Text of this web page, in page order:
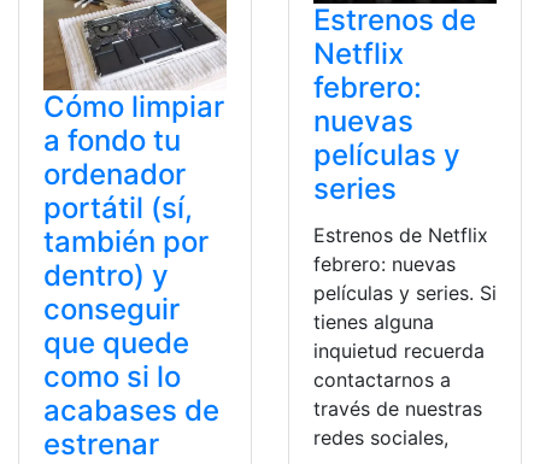
Cómo limpiar
a fondo tu
ordenador
portátil (sí,
también por
dentro) y
conseguir
que quede
como si lo
acabases de
estrenar
Estrenos de
Netflix
febrero:
nuevas
películas y
series
Estrenos de Netflix
febrero: nuevas
películas y series. Si
tienes alguna
inquietud recuerda
contactarnos a
través de nuestras
redes sociales,